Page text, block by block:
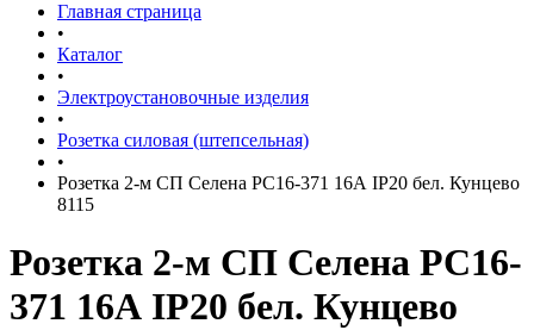
Главная страница
•
Каталог
•
Электроустановочные изделия
•
Розетка силовая (штепсельная)
•
Розетка 2-м СП Селена РС16-371 16А IP20 бел. Кунцево
8115
Розетка 2-м СП Селена РС16-
371 16А IP20 бел. Кунцево